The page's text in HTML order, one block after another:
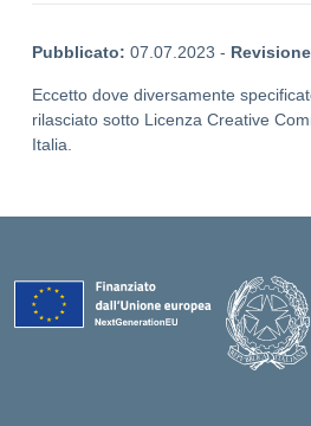
Pubblicato: 07.07.2023 -
Eccetto dove diversamente
rilasciato sotto Licenza Creative
Italia.